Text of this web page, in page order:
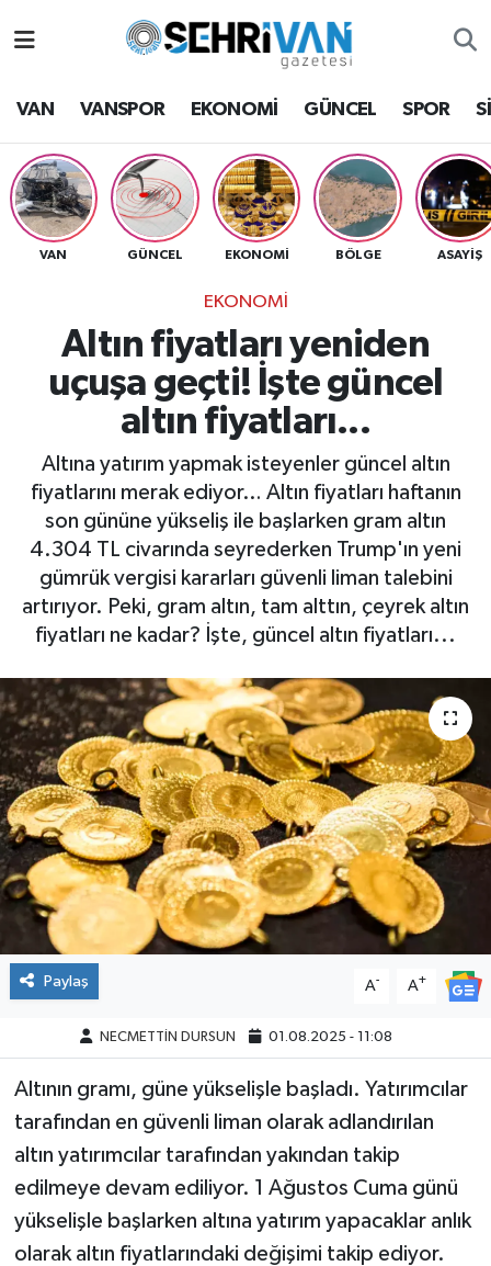
VAN VANSPOR EKONOMİ GÜNCEL SPOR
VAN GÜNCEL EKONOMİ BÖLGE ASAYİŞ
EKONOMİ
Altın fiyatları yeniden
uçuşa geçti! İşte güncel
altın fiyatları...
Altına yatırım yapmak isteyenler güncel altın
fiyatlarını merak ediyor… Altın fiyatları haftanın
son gününe yükseliş ile başlarken gram altın
4.304 TL civarında seyrederken Trump'ın yeni
gümrük vergisi kararları güvenli liman talebini
artırıyor. Peki, gram altın, tam alttın, çeyrek altın
fiyatları ne kadar? İşte, güncel altın fiyatları...
Paylaş A- A+
NECMETTİN DURSUN 01.08.2025 - 11:08
Altının gramı, güne yükselişle başladı. Yatırımcılar
tarafından en güvenli liman olarak adlandırılan
altın yatırımcılar tarafından yakından takip
edilmeye devam ediliyor. 1 Ağustos Cuma günü
yükselişle başlarken altına yatırım yapacaklar anlık
olarak altın fiyatlarındaki değişimi takip ediyor.
Van Hava Durumu
VAN Namaz Vakitleri
Van Trafik Yoğunluk Haritası
Süper Lig Puan Durumu ve Fikstür
Tüm Manşetler
Son Dakika Haberleri
Haber Arşivi